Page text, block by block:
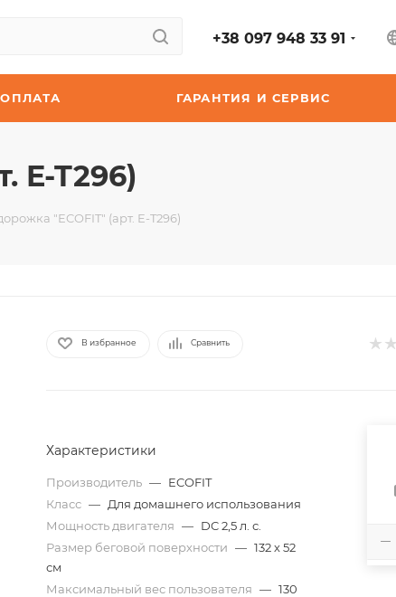
+38 097 948 33 91
ГАРАНТИЯ И СЕРВИС
E-T296)
"ECOFIT" (арт. E-T296)
В избранное Сравнить
Характеристики
Производитель — ECOFIT
Класс — Для домашнего использования
Мощность двигателя — DC 2,5 л. с.
Размер беговой поверхности — 132 х 52
см
Максимальный вес пользователя — 130